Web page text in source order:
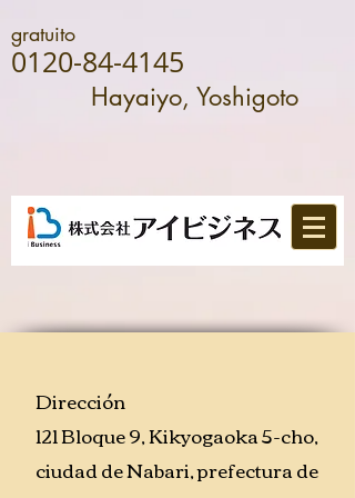
gratuito
0120-84-4145
Hayaiyo, Yoshigoto
Dirección
121 Bloque 9, Kikyogaoka 5-cho,
ciudad de Nabari, prefectura de